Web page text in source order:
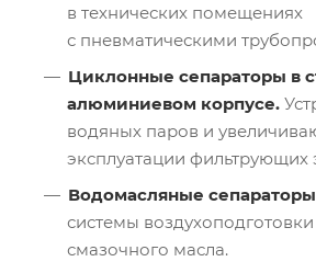
в технических помещениях
с пневматическими
Циклонные сепараторы в
алюминиевом корпусе.
водяных паров и
эксплуатации фильтрующих
Водомасляные сепараторы
системы
смазочного масла.